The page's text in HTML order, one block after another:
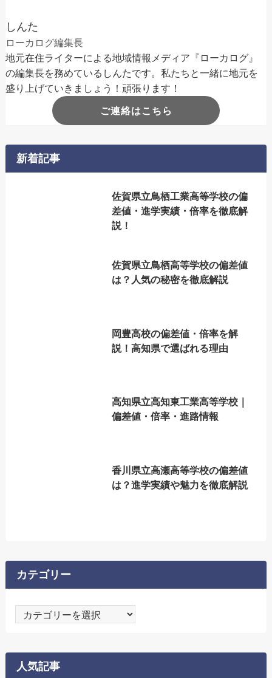
しんた
ローカログ編集長
地元在住ライターによる地域情報メディア『ローカログ』
の編集長を務めているしんたです。私たちと一緒に地元を
盛り上げていきましょう！頑張ります！
ご連絡はこちら
新着記事
佐賀県立鳥栖工業高等学校の偏
差値・進学実績・倍率を徹底解
説！
佐賀県立鳥栖高等学校の偏差値
は？人気の秘密を徹底解説
岡豊高校の偏差値・倍率を解
説！高知県で選ばれる理由
高知県立高知東工業高等学校｜
偏差値・倍率・進路情報
香川県立高瀬高等学校の偏差値
は？進学実績や魅力を徹底解説
カテゴリー
テ
ー
人気記事